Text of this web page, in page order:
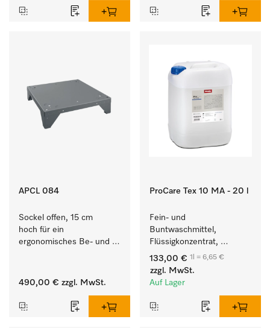
Trockner.
APCL 084
Sockel offen, 15 cm
hoch für ein
ergonomisches Be- und
Trockner.
490,00 € zzgl. MwSt.
ProCare Tex 10 MA - 20 l
Fein- und
Buntwaschmittel,
Flüssigkonzentrat,
mildalkalisch, 20 l zur
Reinigung von
Buntwäsche und
133,00 € 1l = 6,65 €
zzgl. MwSt.
Auf Lager